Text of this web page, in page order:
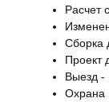
Расчет
Сборка
Проект
Выезд -
Охрана